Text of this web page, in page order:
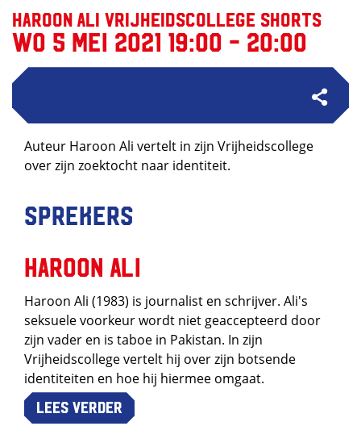
Haroon Ali Vrijheidscollege Shorts
wo 5 mei 2021 19:00 - 20:00
Auteur Haroon Ali vertelt in zijn Vrijheidscollege
over zijn zoektocht naar identiteit.
Sprekers
Haroon Ali
Haroon Ali (1983) is journalist en schrijver. Ali's
seksuele voorkeur wordt niet geaccepteerd door
zijn vader en is taboe in Pakistan. In zijn
Vrijheidscollege vertelt hij over zijn botsende
identiteiten en hoe hij hiermee omgaat.
Lees verder